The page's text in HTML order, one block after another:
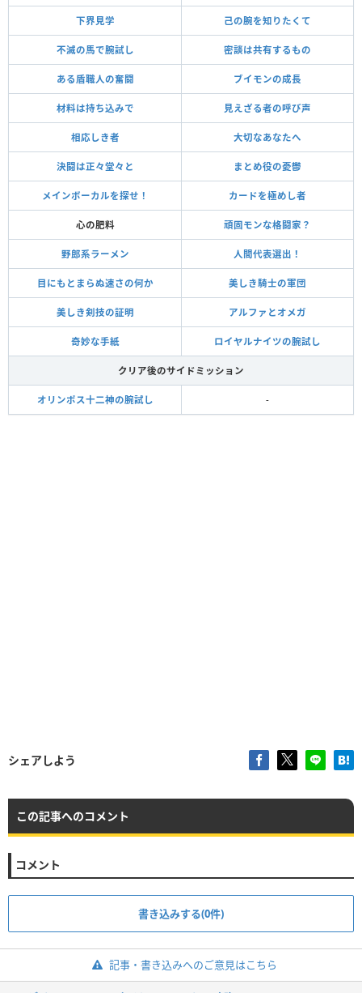
下界見学 己の腕を知りたくて
不滅の馬で腕試し 密談は共有するもの
ある盾職人の奮闘 ブイモンの成長
材料は持ち込みで 見えざる者の呼び声
相応しき者 大切なあなたへ
決闘は正々堂々と まとめ役の憂鬱
メインボーカルを探せ！ カードを極めし者
心の肥料 頑固モンな格闘家？
野郎系ラーメン 人間代表選出！
目にもとまらぬ速さの何か 美しき騎士の軍団
美しき剣技の証明 アルファとオメガ
奇妙な手紙 ロイヤルナイツの腕試し
クリア後のサイドミッション
オリンポス十二神の腕試し -
シェアしよう
この記事へのコメント
コメント
書き込みする(0件)
記事・書き込みへのご意見はこちら